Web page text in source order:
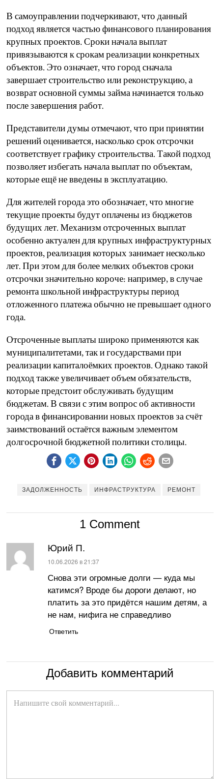
В самоуправлении подчеркивают, что данный
подход является частью финансового планирования
крупных проектов. Сроки начала выплат
привязываются к срокам реализации конкретных
объектов. Это означает, что город сначала
завершает строительство или реконструкцию, а
возврат основной суммы займа начинается только
после завершения работ.
Представители думы отмечают, что при принятии
решений оценивается, насколько срок отсрочки
соответствует графику строительства. Такой подход
позволяет избегать начала выплат по объектам,
которые ещё не введены в эксплуатацию.
Для жителей города это обозначает, что многие
текущие проекты будут оплачены из бюджетов
будущих лет. Механизм отсроченных выплат
особенно актуален для крупных инфраструктурных
проектов, реализация которых занимает несколько
лет. При этом для более мелких объектов сроки
отсрочки значительно короче: например, в случае
ремонта школьной инфраструктуры период
отложенного платежа обычно не превышает одного
года.
Отсроченные выплаты широко применяются как
муниципалитетами, так и государствами при
реализации капиталоёмких проектов. Однако такой
подход также увеличивает объем обязательств,
которые предстоит обслуживать будущим
бюджетам. В связи с этим вопрос об активности
города в финансировании новых проектов за счёт
заимствований остаётся важным элементом
долгосрочной бюджетной политики столицы.
ЗАДОЛЖЕННОСТЬ ИНФРАСТРУКТУРА РЕМОНТ
1 Comment
Юрий П.
:10.06.2026 в 21:37
Снова эти огромные долги — куда мы
катимся? Вроде бы дороги делают, но
платить за это придётся нашим детям, а
не нам, нифига не справедливо
Ответить
Добавить комментарий